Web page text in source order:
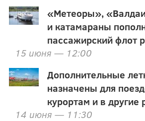
«Метеоры»,
и катамараны
пассажирский флот
15 июня — 12:00
Дополнительные
назначены для
курортам и в другие
14 июня — 11:30